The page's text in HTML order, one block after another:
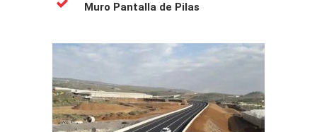
Muro Pantalla de Pilas